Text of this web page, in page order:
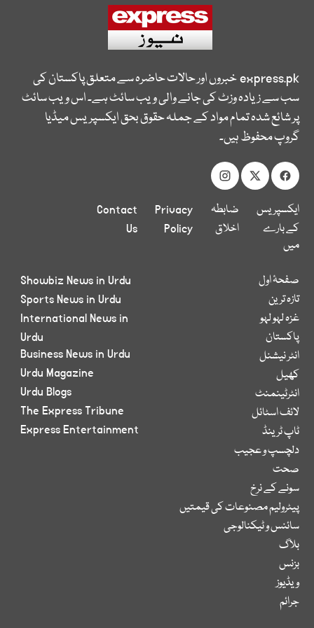
express.pkخبروں اور حالات حاضرہ سے متعلق پاکستان کی
سب سے زیادہ وزٹ کی جانے والی ویب سائٹ ہے۔ اس ویب سائٹ
پر شائع شدہ تمام مواد کے جملہ حقوق بحق ایکسپریس میڈیا
گروپ محفوظ ہیں۔
ایکسپریس
کے بارے
میں
ضابطہ
اخلاق
Privacy
Policy
Contact
Us
صفحۂ اول
تازہ ترین
غزہ لہو لہو
پاکستان
انٹر نیشنل
کھیل
انٹرٹینمنٹ
لائف اسٹائل
ٹاپ ٹرینڈ
دلچسپ و عجیب
صحت
سونے کے نرخ
پیٹرولیم مصنوعات کی قیمتیں
سائنس و ٹیکنالوجی
بلاگ
بزنس
ویڈیوز
جرائم
Showbiz News in Urdu
Sports News in Urdu
International News in
Urdu
Business News in Urdu
Urdu Magazine
Urdu Blogs
The Express Tribune
Express Entertainment